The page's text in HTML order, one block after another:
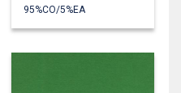
95%CO/5%EA